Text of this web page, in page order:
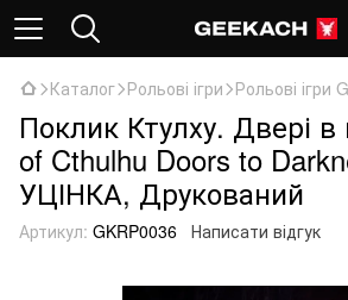
Каталог Рольові ігри Рольові ігри
Поклик Ктулху. Двері
of Cthulhu Doors to
УЦІНКА, Друкований
Артикул: GKRP0036 Написати відгук